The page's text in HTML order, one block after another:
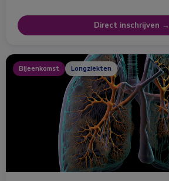
Direct inschrijven →
Bijeenkomst Longziekten